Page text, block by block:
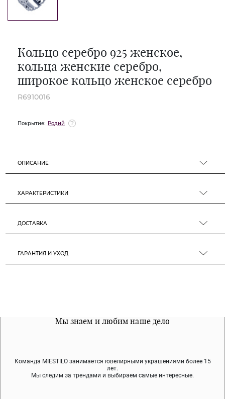
Кольцо серебро 925 женское,
кольца женские серебро,
широкое кольцо женское серебро
R6910016
Покрытие: Родий
ОПИСАНИЕ
ХАРАКТЕРИСТИКИ
ДОСТАВКА
ГАРАНТИЯ И УХОД
Мы знаем и любим наше дело
Команда MIESTILO занимается ювелирными украшениями более 15
лет.
Мы следим за трендами и выбираем самые интересные.
Все наши материалы гипоалергенны
Мы используем покрытие (родий, ювелирный сплав), которое не
содержит никеля и свинца — это исключает аллергию.
Примерка перед покупкой
Во время доставки спокойно примеряйте украшения, выбирайте те,
что вам нравятся, остальные заберёт курьер.